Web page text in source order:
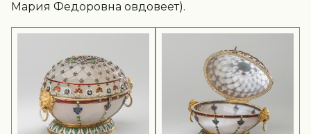
Мария Федоровна овдовеет).